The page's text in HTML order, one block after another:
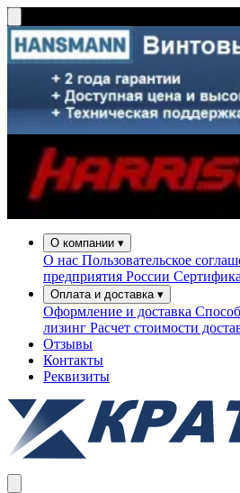
О компании ▾
О нас Пользовательское
предприятия России
Оплата и доставка ▾
Оформление и доставка
лизинг Расчет стоимости
Отзывы
Контакты
Реквизиты